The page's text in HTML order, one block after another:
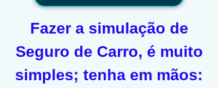
Fazer a simulação de
Seguro de Carro, é muito
simples; tenha em mãos: